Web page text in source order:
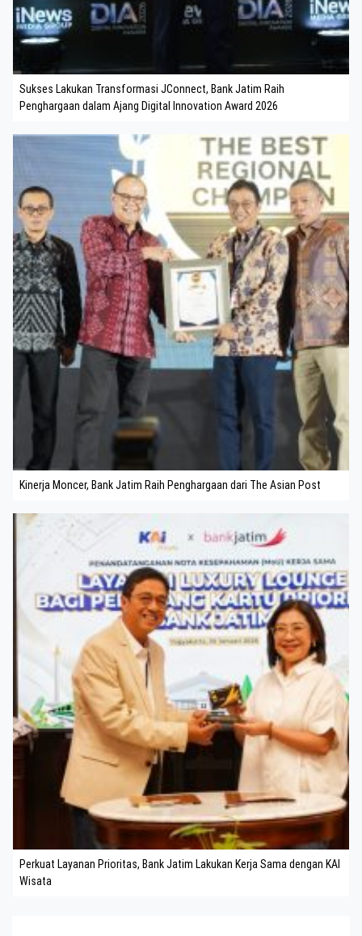
Sukses Lakukan Transformasi JConnect, Bank Jatim Raih
Penghargaan dalam Ajang Digital Innovation Award 2026
Kinerja Moncer, Bank Jatim Raih Penghargaan dari The Asian Post
Perkuat Layanan Prioritas, Bank Jatim Lakukan Kerja Sama dengan KAI
Wisata